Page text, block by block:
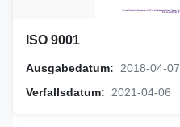
ISO 9001
Ausgabedatum:
2018-04-07
Verfallsdatum:
2021-04-06